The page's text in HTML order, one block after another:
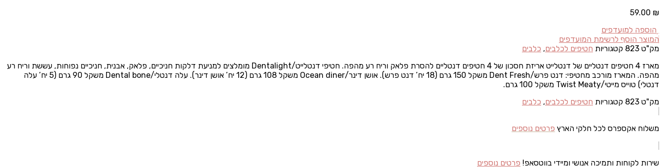
59.00 ₪
הוספה למועדפים
המוצר הוסף לרשימת המועדפים
מק"ט 823 קטגוריות חטיפים לכלבים, כלבים
מארז 4 חטיפים דנטליים של דנטלייט אריזת חסכון של 4 חטיפים דנטליים להסרת פלאק וריח רע מהפה. חטיפי דנטלייט/Dentalight מומלצים למניעת דלקות חניכיים, פלאק, אבנית, חניכיים נפוחות, עששת וריח רע
מהפה. המארז מורכב מחטיפי: דנט פרש/Dent Fresh משקל 150 גרם (18 יח’ דנט פרש). אושן דינר/Ocean diner משקל 108 גרם (12 יח’ אושן דינר). עלה דנטלי/Dental bone משקל 90 גרם (5 יח’ עלה
דנטלי) טוייס מייטי/Twist Meaty משקל 100 גרם.
מק"ט 823 קטגוריות חטיפים לכלבים, כלבים
משלוח אקספרס לכל חלקי הארץ פרטים נוספים
שירות לקוחות ותמיכה אנושי ומיידי בווטסאפ! פרטים נוספים